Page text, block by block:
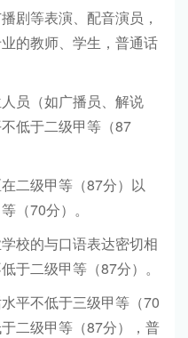
剧等表演、配音演员，
的教师、学生，普通话
员（如广播员、解说
低于二级甲等（87
二级甲等（87分）以
（70分）。
校的与口语表达密切相
于二级甲等（87分）。
平不低于三级甲等（70
二级甲等（87分），普